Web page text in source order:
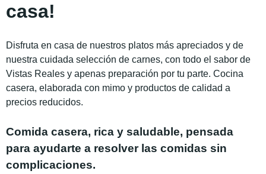
casa!
Disfruta en casa de nuestros platos más apreciados y de
nuestra cuidada selección de carnes, con todo el sabor de
Vistas Reales y apenas preparación por tu parte. Cocina
casera, elaborada con mimo y productos de calidad a
precios reducidos.
Comida casera, rica y saludable, pensada
para ayudarte a resolver las comidas sin
complicaciones.